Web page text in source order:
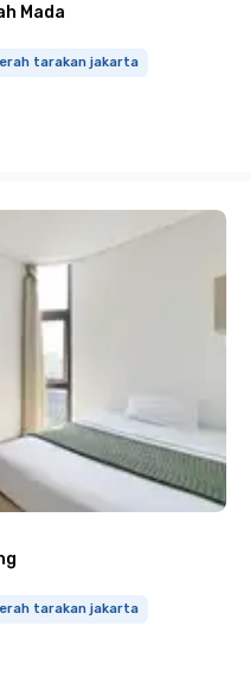
Mada
tarakan jakarta
tarakan jakarta